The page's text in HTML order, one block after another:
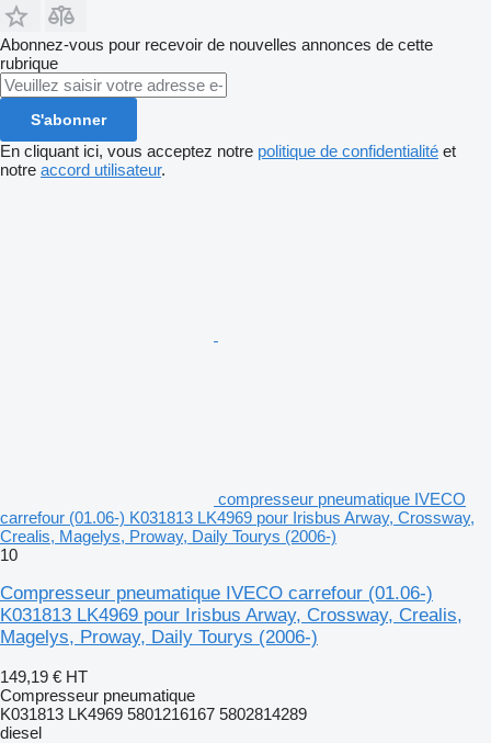
Abonnez-vous pour recevoir de nouvelles annonces de cette
rubrique
S'abonner
En cliquant ici, vous acceptez notre politique de confidentialité et
notre accord utilisateur.
compresseur pneumatique IVECO
carrefour (01.06-) K031813 LK4969 pour Irisbus Arway, Crossway,
Crealis, Magelys, Proway, Daily Tourys (2006-)
10
Compresseur pneumatique IVECO carrefour (01.06-)
K031813 LK4969 pour Irisbus Arway, Crossway, Crealis,
Magelys, Proway, Daily Tourys (2006-)
149,19 € HT
Compresseur pneumatique
K031813 LK4969 5801216167 5802814289
diesel